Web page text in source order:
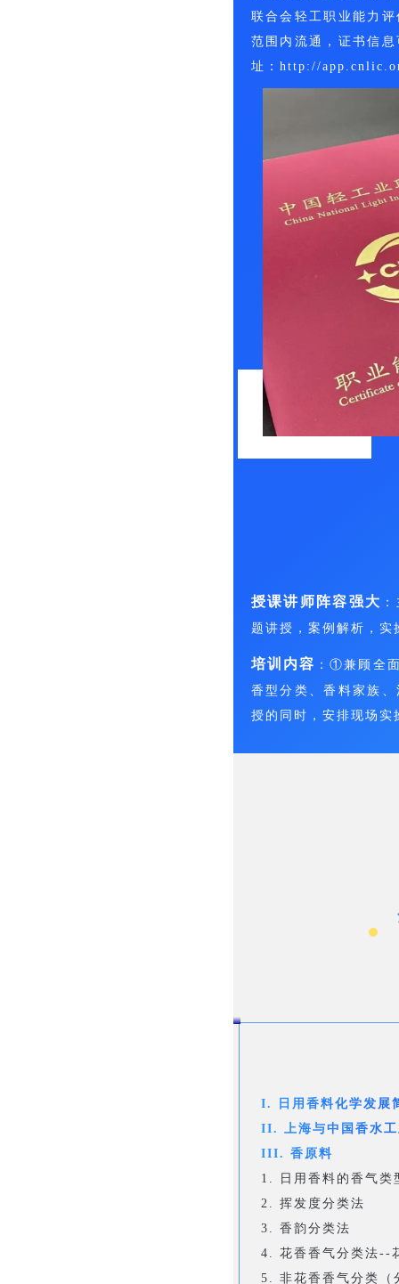
联合会轻工职业能力
范围内流通，证书信
址：http://
授课讲师阵容强大
题讲授，案例解析，实
培训内容 ：①兼顾全
香型分类、香料家族
授的同时，安排现场实
I. 日用香料化学发展
II. 上海与中国香水
III. 香原料
1. 日用香料的香气类
2. 挥发度分类法
3. 香韵分类法
4. 花香香气分类法--
5. 非花香香气分类（